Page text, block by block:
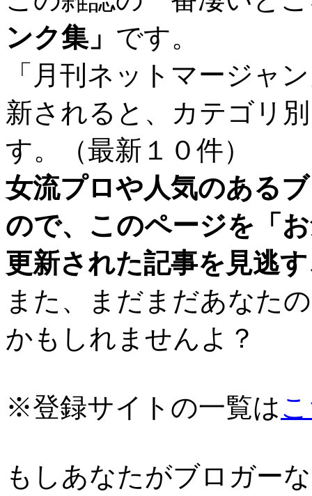
ンク集」 です。
「月刊ネットマージャ
新されると、カテゴリ
す。（最新１０件）
女流プロや人気のある
ので、このページを「
更新された記事を見逃
また、まだまだあなた
かもしれませんよ？
※登録サイトの一覧は
もしあなたがブロガー